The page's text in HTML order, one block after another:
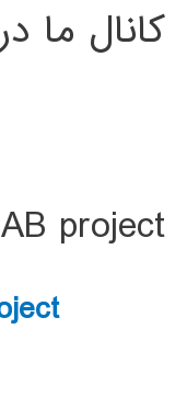
کانال ما
project